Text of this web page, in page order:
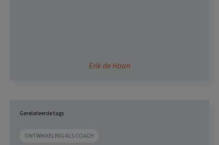
Erik de Haan
Gerelateerde tags
ONTWIKKELING ALS COACH